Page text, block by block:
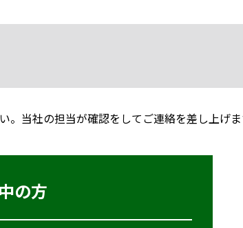
当社の担当が確認をしてご連絡を差し上げま
の方